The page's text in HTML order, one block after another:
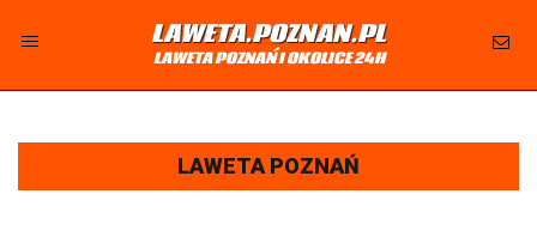
LAWETA.POZNAN.PL
LAWETA POZNAŃ I OKOLICE 24H
LAWETA POZNAŃ